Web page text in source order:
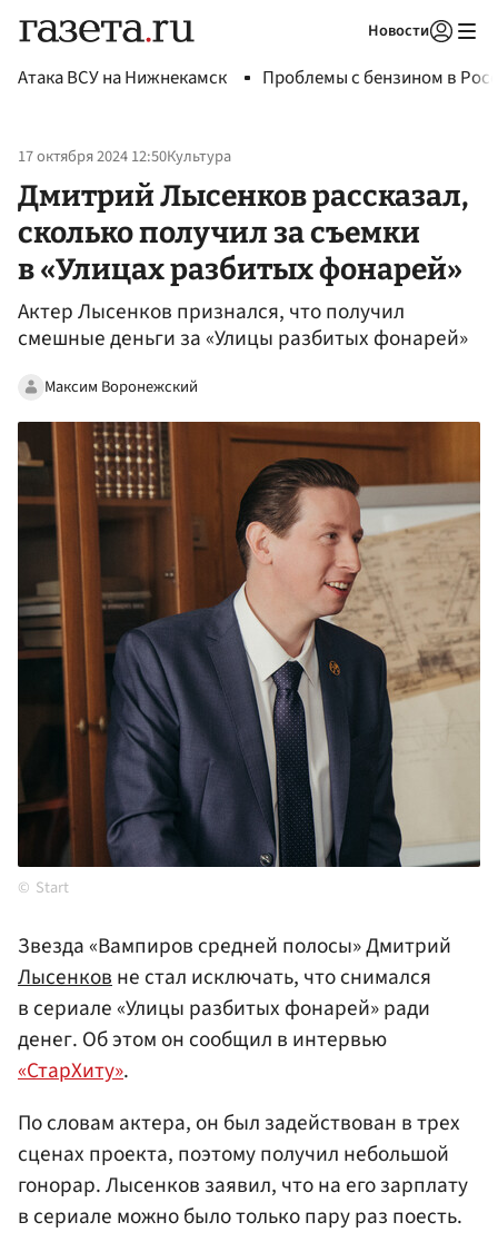
Новости
Атака ВСУ на Нижнекамск Проблемы с бензином в
17 октября 2024 12:50Культура
Дмитрий Лысенков рассказал,
сколько получил за съемки
в «Улицах разбитых фонарей»
Актер Лысенков признался, что получил
смешные деньги за «Улицы разбитых фонарей»
Максим Воронежский
Start
Звезда «Вампиров средней полосы» Дмитрий
Лысенковне стал исключать, что снимался
в сериале «Улицы разбитых фонарей» ради
денег. Об этом он сообщил в интервью
«СтарХиту».
По словам актера, он был задействован в трех
сценах проекта, поэтому получил небольшой
гонорар. Лысенков заявил, что на его зарплату
в сериале можно было только пару раз поесть.